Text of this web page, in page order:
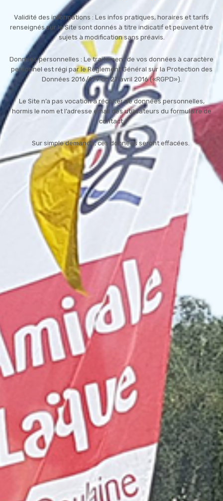
Validité des informations : Les infos pratiques, horaires et tarifs
renseignés sur le Site sont donnés à titre indicatif et peuvent être
sujets à modification sans préavis.
Données personnelles : Le traitement de vos données à caractère
personnel est régi par le Règlement Général sur la Protection des
Données 2016/679 du 27 avril 2016 («RGPD»).
Le Site n’a pas vocation à récolter de données personnelles,
hormis le nom et l’adresse email des utilisateurs du formulaire de
contact.
Sur simple demande, ces données seront effacées.